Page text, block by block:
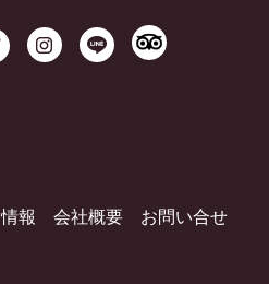
報 会社概要 お問い合せ